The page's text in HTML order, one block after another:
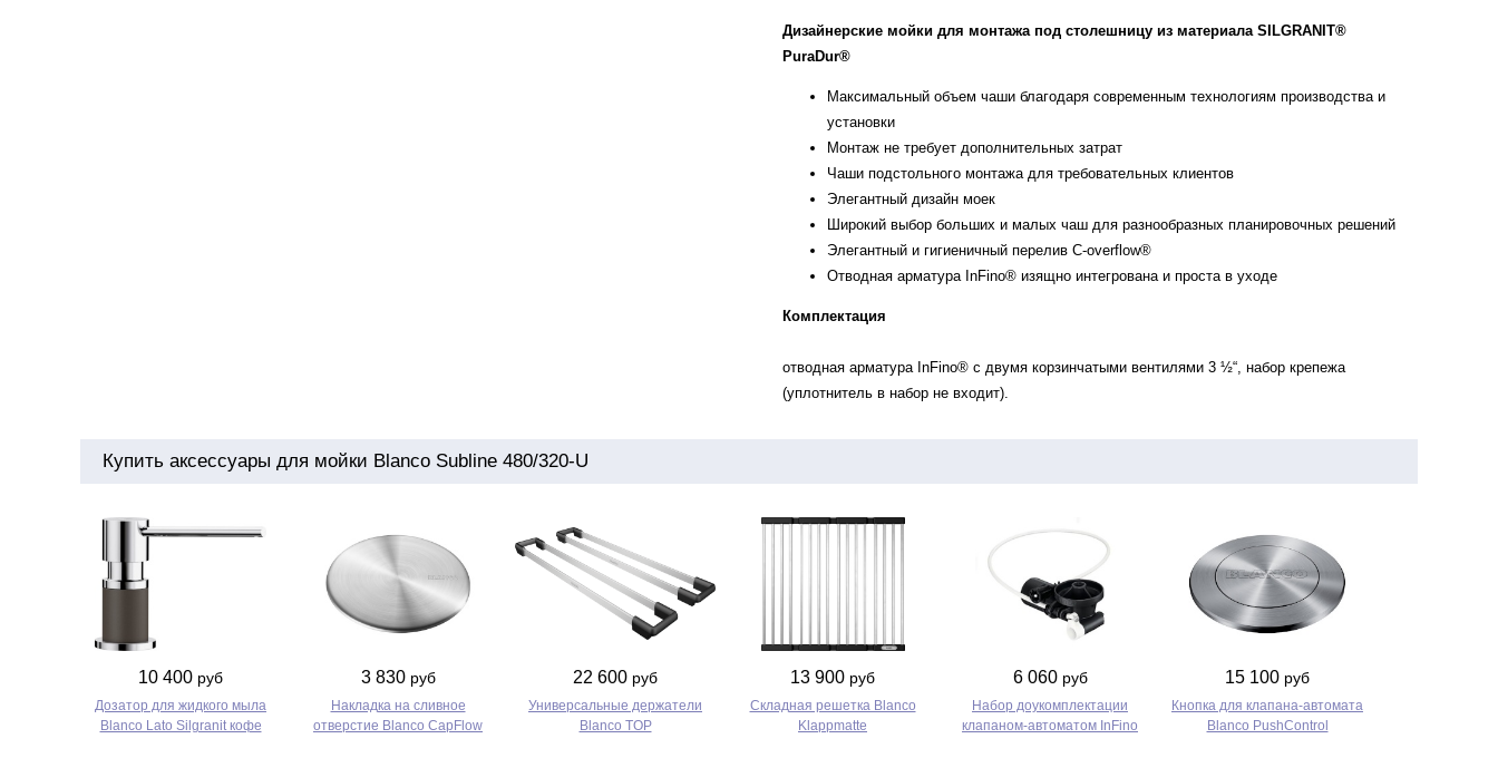
Дизайнерские мойки для монтажа под столешницу из материала SILGRANIT®
PuraDur®
Максимальный объем чаши благодаря современным технологиям производства и
установки
Монтаж не требует дополнительных затрат
Чаши подстольного монтажа для требовательных клиентов
Элегантный дизайн моек
Широкий выбор больших и малых чаш для разнообразных планировочных решений
Элегантный и гигиеничный перелив C-overflow®
Отводная арматура InFino® изящно интегрована и проста в уходе
Комплектация
отводная арматура InFino® с двумя корзинчатыми вентилями 3 ½“, набор крепежа
(уплотнитель в набор не входит).
Купить аксессуары для мойки Blanco Subline 480/320-U
10 400 руб
Дозатор для жидкого мыла
Blanco Lato Silgranit кофе
3 830 руб
Накладка на сливное
отверстие Blanco CapFlow
22 600 руб
Универсальные держатели
Blanco TOP
13 900 руб
Складная решетка Blanco
Klappmatte
6 060 руб
Набор доукомплектации
клапаном-автоматом InFino
15 100 руб
Кнопка для клапана-автомата
Blanco PushControl